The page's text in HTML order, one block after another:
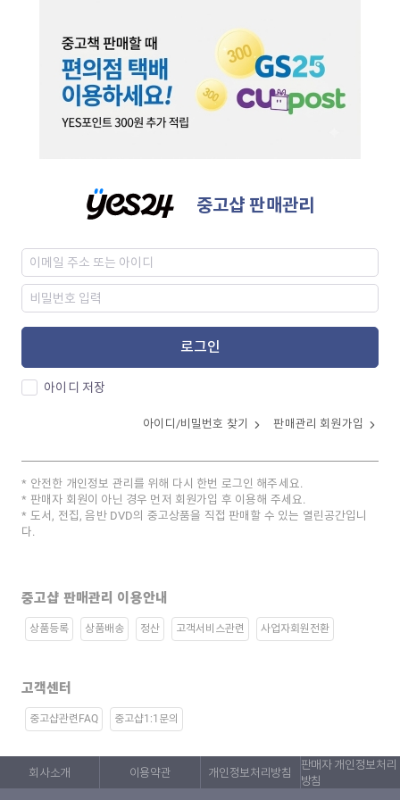
중고샵 판매관리
로그인
아이디 저장
아이디/비밀번호 찾기 판매관리 회원가입
안전한 개인정보 관리를 위해 다시 한번 로그인 해주세요.
판매자 회원이 아닌 경우 먼저 회원가입 후 이용해 주세요.
도서, 전집, 음반 DVD의 중고상품을 직접 판매할 수 있는 열린공간입니
다.
중고샵 판매관리 이용안내
상품등록 상품배송 정산 고객서비스관련 사업자회원전환
고객센터
중고샵관련FAQ 중고샵1:1문의
회사소개 이용약관 개인정보처리방침
판매자 개인정보처리
방침